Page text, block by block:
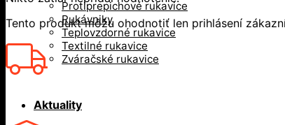
Protiprepichové rukavice
Rukávniky
Teplovzdorné rukavice
Textilné rukavice
Zváračské rukavice
Aktuality
Tento produkt môžu ohodnotiť len prihlásení